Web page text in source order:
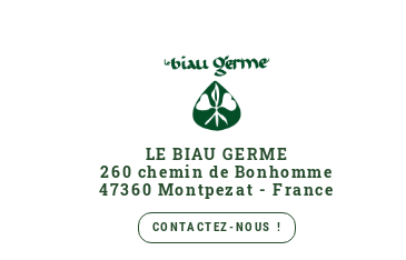
LE BIAU GERME
260 chemin de Bonhomme
47360 Montpezat - France
CONTACTEZ-NOUS !